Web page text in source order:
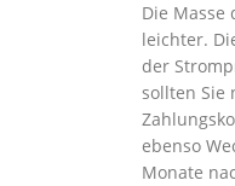
Die
leichter.
der
sollten Sie
ebenso
Monate